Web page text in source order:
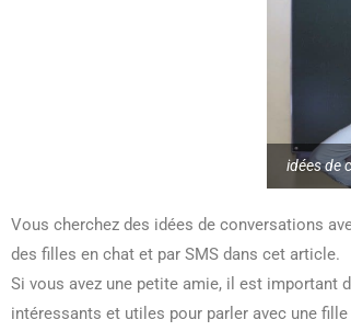
idées de
Vous cherchez des idées de conversations
des filles en chat et par SMS dans cet article.
Si vous avez une petite amie, il est important
intéressants et utiles pour parler avec une